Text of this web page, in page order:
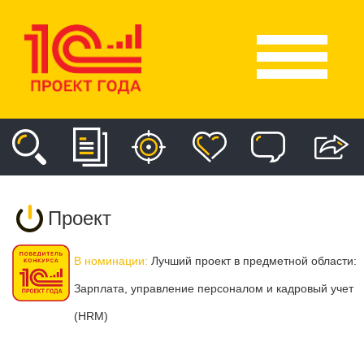
Проект
В номинации: Лучший проект в предметной области:
Зарплата, управление персоналом и кадровый учет
(HRM)